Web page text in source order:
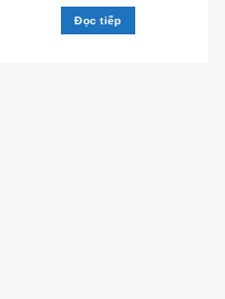
Đọc tiếp